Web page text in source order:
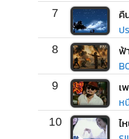
7 คื
ป
8 ฟ้
9 เ
ห
10